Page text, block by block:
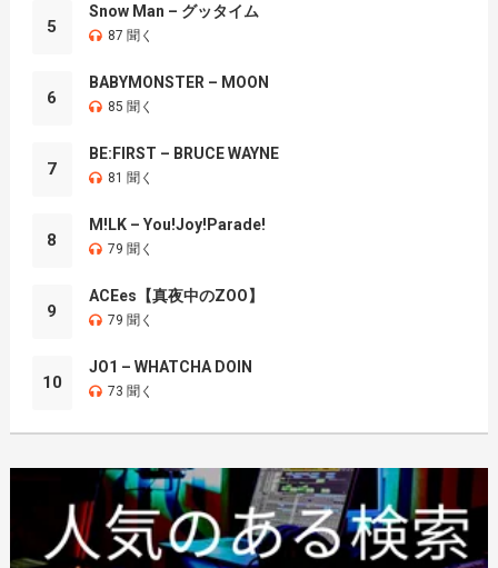
5
Snow Man – グッタイム
87 聞く
6
BABYMONSTER – MOON
85 聞く
7
BE:FIRST – BRUCE WAYNE
81 聞く
8
M!LK – You!Joy!Parade!
79 聞く
9
ACEes【真夜中のZOO】
79 聞く
10
JO1 – WHATCHA DOIN
73 聞く